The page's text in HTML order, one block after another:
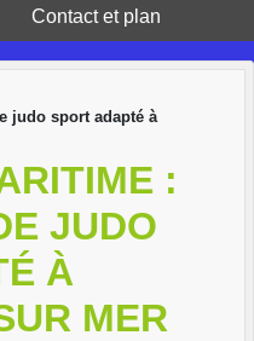
Contact et plan
judo sport adapté à
:
JUDO
À
MER